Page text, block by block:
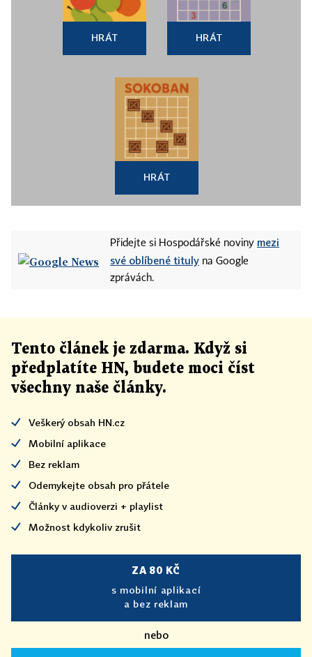
HRÁT HRÁT
HRÁT
Přidejte si Hospodářské noviny mezi
své oblíbené tituly na Google
zprávách.
Tento článek je zdarma. Když si
předplatíte HN, budete moci číst
všechny naše články.
Veškerý obsah HN.cz
Mobilní aplikace
Bez reklam
Odemykejte obsah pro přátele
Články v audioverzi + playlist
Možnost kdykoliv zrušit
ZA 80 KČ
s mobilní aplikací
a bez reklam
nebo